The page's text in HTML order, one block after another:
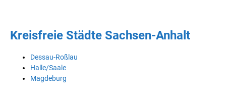
Kreisfreie Städte Sachsen-Anhalt
Dessau-Roßlau
Halle/Saale
Magdeburg